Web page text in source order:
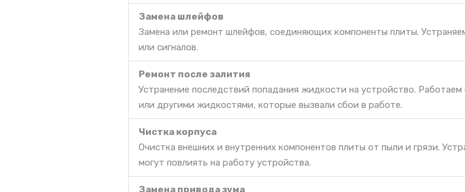
Замена шлейфов
Замена или ремонт шлейфов, соединяющих компоненты плиты.
или сигналов.
Ремонт после залития
Устранение последствий попадания жидкости на устройство.
или другими жидкостями, которые вызвали сбои в работе.
Чистка корпуса
Очистка внешних и внутренних компонентов плиты от пыли и грязи.
могут повлиять на работу устройства.
Замена привода зума